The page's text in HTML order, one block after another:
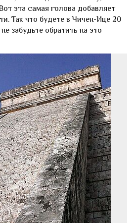
эта самая голова добавляет
Так что будете в Чичен-Ице 20
забудьте обратить на это